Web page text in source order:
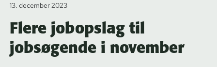
13. december 2023
Flere jobopslag til
jobsøgende i november